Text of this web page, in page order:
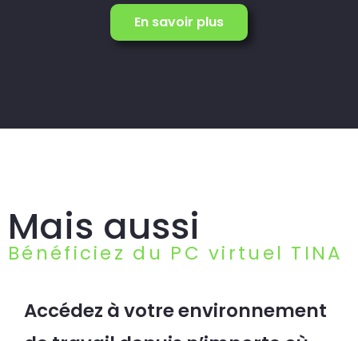
En savoir plus
Mais aussi
Bénéficiez du PC virtuel TINA
Accédez à votre environnement